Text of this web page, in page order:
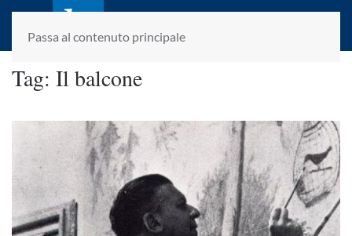
Passa al contenuto principale
laletteraturaenoi.it
fondato da Romano Luperini
Tag: Il balcone